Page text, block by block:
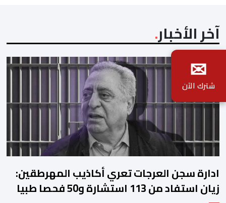
آخر الأخبار
ادارة سجن العرجات تعري أكاذيب المهرطقين:
زيان استفاد من 113 استشارة و50 فحصا طبيا
✉
شترك الآن